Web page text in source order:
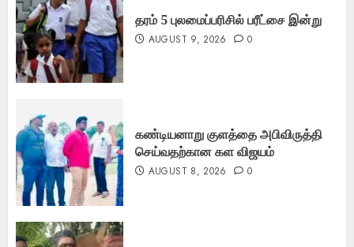
தரம் 5 புலமைப்பரிசில் பரீட்சை இன்று
AUGUST 9, 2026 0
கண்டியனாறு குளத்தை அபிவிருத்தி
செய்வதற்கான கள விஜயம்
AUGUST 8, 2026 0